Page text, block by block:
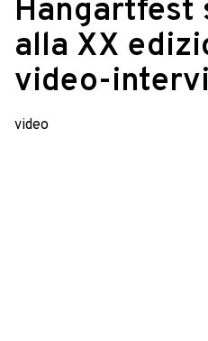
Hangartfest
alla XX
video-
video